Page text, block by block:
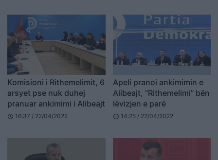
Komisioni i Rithemelimit, 6
arsyet pse nuk duhej
pranuar ankimimi i Alibeajt
schedule 16:37 / 22/04/2022
Apeli pranoi ankimimin e
Alibeajt, “Rithemelimi” bën
lëvizjen e parë
schedule 14:25 / 22/04/2022